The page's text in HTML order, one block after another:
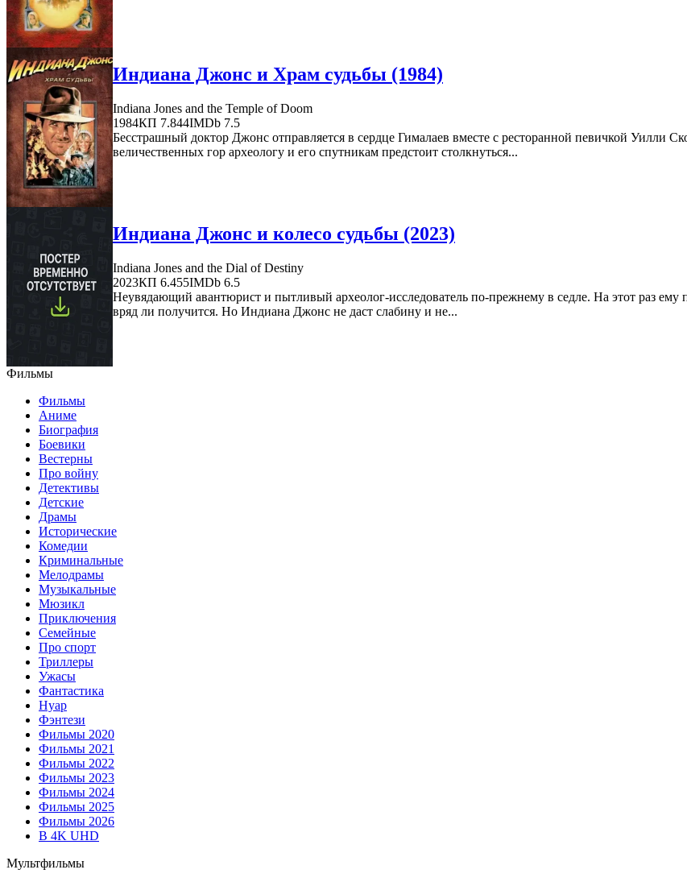
Индиана Джонс и Храм судьбы (1984)
Indiana Jones and the Temple of Doom
1984КП 7.844IMDb 7.5
Бесстрашный доктор Джонс отправляется в сердце Гималаев вместе с ресторанной певичкой
величественных гор археологу и его спутникам предстоит столкнуться...
Индиана Джонс и колесо судьбы (2023)
Indiana Jones and the Dial of Destiny
2023КП 6.455IMDb 6.5
Неувядающий авантюрист и пытливый археолог-исследователь по-прежнему в седле. На этот раз ему
вряд ли получится. Но Индиана Джонс не даст слабину и не...
Фильмы
Фильмы
Аниме
Биография
Боевики
Вестерны
Про войну
Детективы
Детские
Драмы
Исторические
Комедии
Криминальные
Мелодрамы
Музыкальные
Мюзикл
Приключения
Семейные
Про спорт
Триллеры
Ужасы
Фантастика
Нуар
Фэнтези
Фильмы 2020
Фильмы 2021
Фильмы 2022
Фильмы 2023
Фильмы 2024
Фильмы 2025
Фильмы 2026
В 4K UHD
Мультфильмы